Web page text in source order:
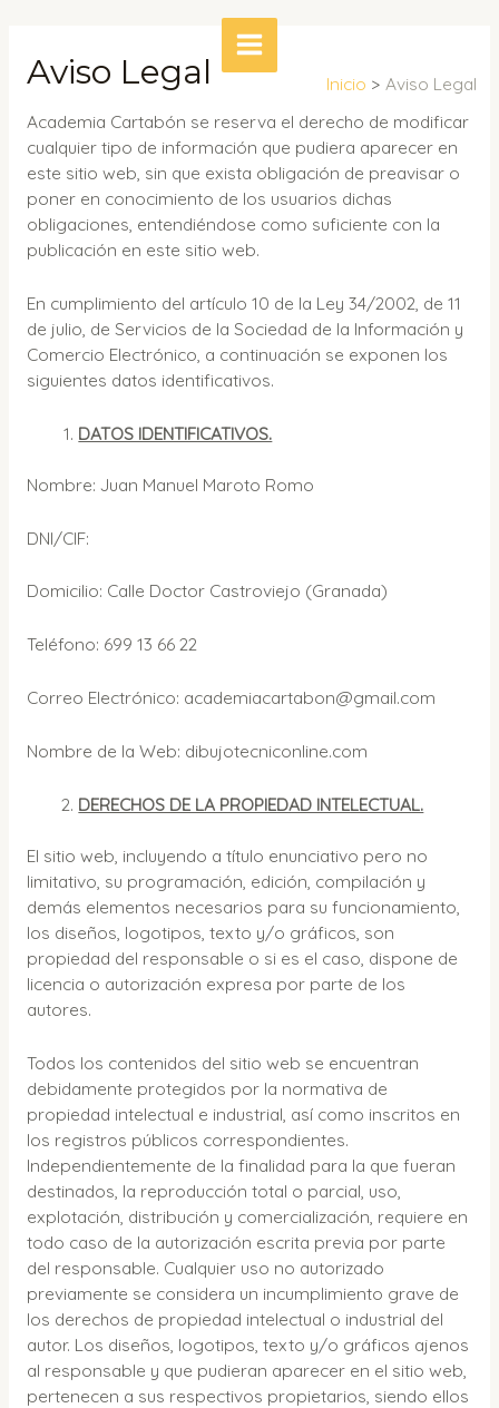
contenido
MAIN
MENU
Inicio Aviso Legal
Aviso Legal
Academia Cartabón se reserva el derecho de modificar
cualquier tipo de información que pudiera aparecer en
este sitio web, sin que exista obligación de preavisar o
poner en conocimiento de los usuarios dichas
obligaciones, entendiéndose como suficiente con la
publicación en este sitio web.
En cumplimiento del artículo 10 de la Ley 34/2002, de 11
de julio, de Servicios de la Sociedad de la Información y
Comercio Electrónico, a continuación se exponen los
siguientes datos identificativos.
DATOS IDENTIFICATIVOS.
Nombre: Juan Manuel Maroto Romo
DNI/CIF:
Domicilio: Calle Doctor Castroviejo (Granada)
Teléfono: 699 13 66 22
Correo Electrónico: academiacartabon@gmail.com
Nombre de la Web: dibujotecniconline.com
DERECHOS DE LA PROPIEDAD INTELECTUAL.
El sitio web, incluyendo a título enunciativo pero no
limitativo, su programación, edición, compilación y
demás elementos necesarios para su funcionamiento,
los diseños, logotipos, texto y/o gráficos, son
propiedad del responsable o si es el caso, dispone de
licencia o autorización expresa por parte de los
autores.
Todos los contenidos del sitio web se encuentran
debidamente protegidos por la normativa de
propiedad intelectual e industrial, así como inscritos en
los registros públicos correspondientes.
Independientemente de la finalidad para la que fueran
destinados, la reproducción total o parcial, uso,
explotación, distribución y comercialización, requiere en
todo caso de la autorización escrita previa por parte
del responsable. Cualquier uso no autorizado
previamente se considera un incumplimiento grave de
los derechos de propiedad intelectual o industrial del
autor. Los diseños, logotipos, texto y/o gráficos ajenos
al responsable y que pudieran aparecer en el sitio web,
pertenecen a sus respectivos propietarios, siendo ellos